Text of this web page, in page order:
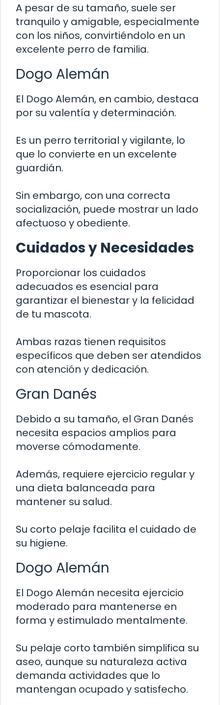
A pesar de su tamaño, suele ser
tranquilo y amigable, especialmente
con los niños, convirtiéndolo en un
excelente perro de familia.
Dogo Alemán
El Dogo Alemán, en cambio, destaca
por su valentía y determinación.
Es un perro territorial y vigilante, lo
que lo convierte en un excelente
guardián.
Sin embargo, con una correcta
socialización, puede mostrar un lado
afectuoso y obediente.
Cuidados y Necesidades
Proporcionar los cuidados
adecuados es esencial para
garantizar el bienestar y la felicidad
de tu mascota.
Ambas razas tienen requisitos
específicos que deben ser atendidos
con atención y dedicación.
Gran Danés
Debido a su tamaño, el Gran Danés
necesita espacios amplios para
moverse cómodamente.
Además, requiere ejercicio regular y
una dieta balanceada para
mantener su salud.
Su corto pelaje facilita el cuidado de
su higiene.
Dogo Alemán
El Dogo Alemán necesita ejercicio
moderado para mantenerse en
forma y estimulado mentalmente.
Su pelaje corto también simplifica su
aseo, aunque su naturaleza activa
demanda actividades que lo
mantengan ocupado y satisfecho.